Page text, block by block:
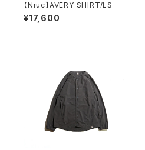
【Nruc】AVERY SHIRT/LS
¥17,600